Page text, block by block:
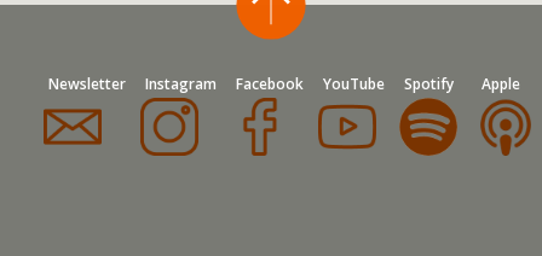
Newsletter Instagram Facebook YouTube Spotify Apple